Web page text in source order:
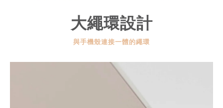
大繩環設計
與手機殼連接一體的繩環